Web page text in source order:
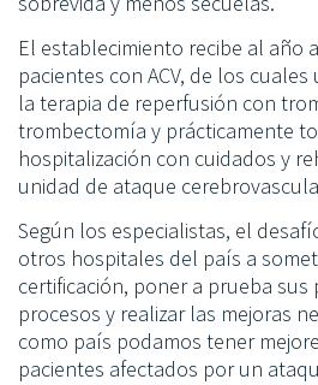
El establecimiento recibe al año
pacientes con ACV, de los
la terapia de reperfusión con
trombectomía y prácticamente
hospitalización con cuidados y
unidad de ataque
Según los especialistas, el
otros hospitales del país a
certificación, poner a prueba
procesos y realizar las mejoras
como país podamos tener
pacientes afectados por un